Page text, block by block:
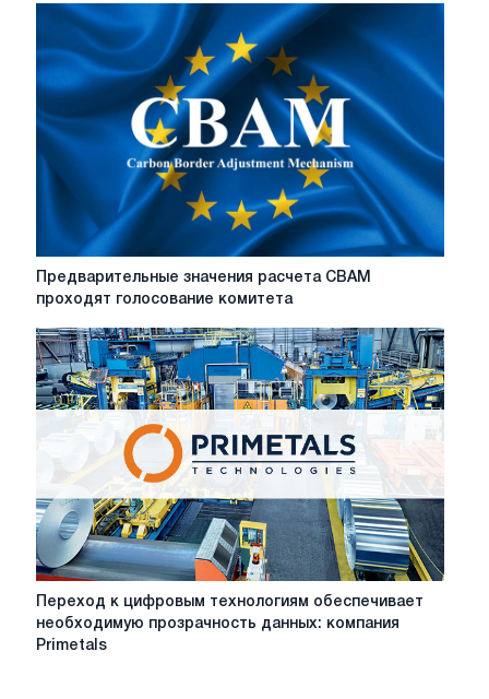
чистой
в
2026
регулирование,
затраты
региональные
различия
Предварительные
CBAM
проходят
голосование
комитета
Предварительные значения расчета CBAM
проходят голосование комитета
Переход
цифровым
Переход к цифровым технологиям обеспечивает
необходимую прозрачность данных: компания
Primetals